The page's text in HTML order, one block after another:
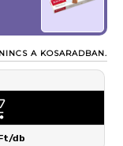
A KOSARADBAN.
db